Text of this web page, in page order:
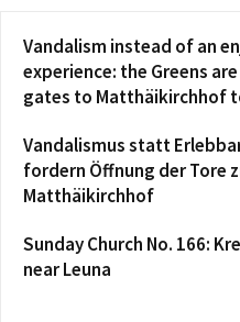
Vandalism instead of an
experience: the Greens
gates to Matthäikirchhof
Vandalismus statt
fordern Öffnung der Tore
Matthäikirchhof
Sunday Church No. 166:
near Leuna